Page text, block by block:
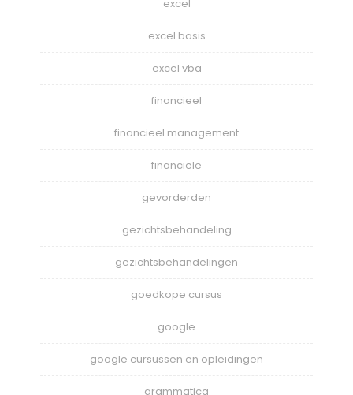
excel
excel basis
excel vba
financieel
financieel management
financiele
gevorderden
gezichtsbehandeling
gezichtsbehandelingen
goedkope cursus
google
google cursussen en opleidingen
grammatica